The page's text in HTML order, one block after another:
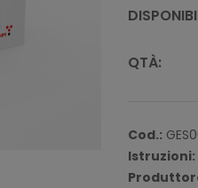
QTÀ:
Cod.:
Istruzioni: